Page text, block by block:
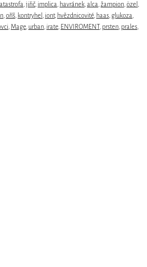
,jiřič, implica, havránek,alca,žampion,özel ,
,oříš, kontryhel , iont, hvězdnicovité, haas, glukoza,
, Mage, urban, irate, ENVIROMENT, prsten, prales,